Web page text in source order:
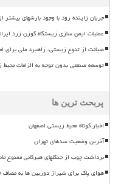
جریان زاینده رود با وجود بارشهای
عملیات ایمن سازی زیستگاه گوزن زرد
صیانت از تنوع زیستی، راهبرد ملی برای
توسعه صنعتی بدون توجه به الزامات
پربحث ترین ها
اخبار کوتاه محیط زیستی اصفهان
آخرین وضعیت سدهای تهران
برداشت چوب از جنگلهای هیرکانی ممنوع
هوای پاک برای شیراز دوربین ها به مصاف